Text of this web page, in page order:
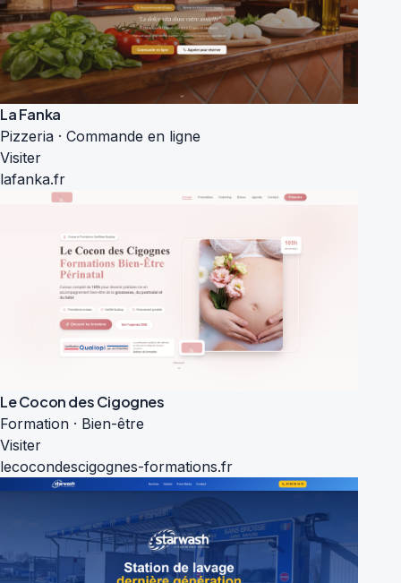
La Fanka
Pizzeria · Commande en ligne
Visiter
lafanka.fr
Le Cocon des Cigognes
Formation · Bien-être
Visiter
lecocondescigognes-formations.fr